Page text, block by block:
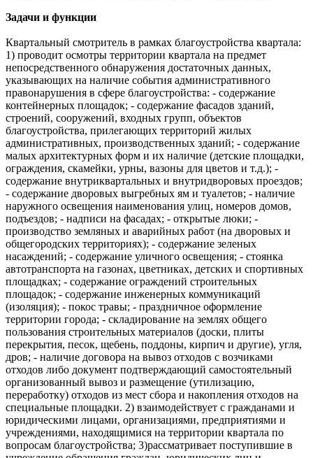
Задачи и функции
Квартальный смотритель в рамках благоустройства квартала:
1) проводит осмотры территории квартала на предмет
непосредственного обнаружения достаточных данных,
указывающих на наличие события административного
правонарушения в сфере благоустройства: - содержание
контейнерных площадок; - содержание фасадов зданий,
строений, сооружений, входных групп, объектов
благоустройства, прилегающих территорий жилых
административных, производственных зданий; - содержание
малых архитектурных форм и их наличие (детские площадки,
ограждения, скамейки, урны, вазоны для цветов и т.д.); -
содержание внутриквартальных и внутридворовых проездов;
- содержание дворовых выгребных ям и туалетов; - наличие
наружного освещения наименования улиц, номеров домов,
подъездов; - надписи на фасадах; - открытые люки; -
производство земляных и аварийных работ (на дворовых и
общегородских территориях); - содержание зеленых
насаждений; - содержание уличного освещения; - стоянка
автотранспорта на газонах, цветниках, детских и спортивных
площадках; - содержание ограждений строительных
площадок; - содержание инженерных коммуникаций
(изоляция); - покос травы; - праздничное оформление
территории города; - складирование на землях общего
пользования строительных материалов (доски, плиты
перекрытия, песок, щебень, поддоны, кирпич и другие), угля,
дров; - наличие договора на вывоз отходов с возчиками
отходов либо документ подтверждающий самостоятельный
организованный вывоз и размещение (утилизацию,
переработку) отходов из мест сбора и накопления отходов на
специальные площадки. 2) взаимодействует с гражданами и
юридическими лицами, организациями, предприятиями и
учреждениями, находящимися на территории квартала по
вопросам благоустройства; 3)рассматривает поступившие в